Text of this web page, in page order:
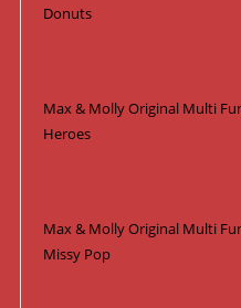
Donuts
Max & Molly Original Multi
Heroes
Max & Molly Original Multi
Missy Pop